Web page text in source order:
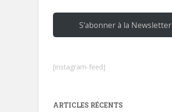
S'abonner à la Newsletter
[instagram-feed]
ARTICLES RÉCENTS